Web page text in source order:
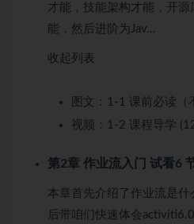
才能，技能架构才能，开
能，然后进阶为Jav…
收起列表
图文： 1-1 课前必读（
视频： 1-2 课程导学
第2章 作业流入门 试看6
本章首先介绍了作业流是
后带咱们快速体会